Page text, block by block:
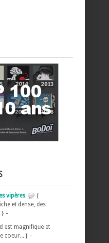
vipères
{
et dense, des
} –
est magnifique et
coeur... } –